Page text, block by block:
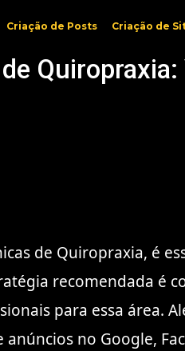
Criação de Posts Criação de
de Quiropraxia, é
recomendada é
para essa área.
no Google,